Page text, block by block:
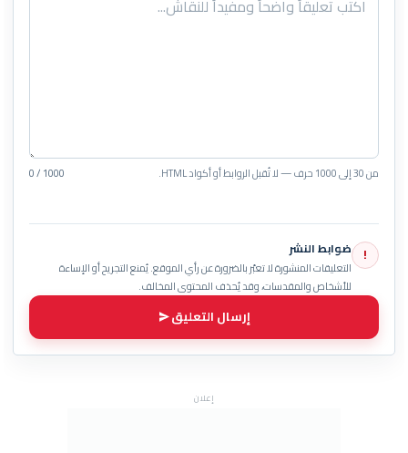
من 30 إلى 1000 حرف — لا تُقبل الروابط أو أكواد HTML. 0 / 1000
! ضوابط النشر
التعليقات المنشورة لا تعبّر بالضرورة عن رأي الموقع. يُمنع التجريح أو الإساءة
للأشخاص والمقدسات، وقد يُحذف المحتوى المخالف.
إرسال التعليق
إعلان